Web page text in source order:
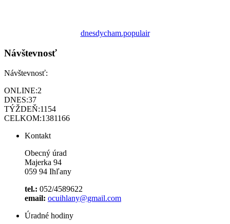
dnesdycham.populair
Návštevnosť
Návštevnosť:
ONLINE:2
DNES:37
TÝŽDEŇ:1154
CELKOM:1381166
Kontakt
Obecný úrad
Majerka 94
059 94 Ihľany
tel.: 052/4589622
email: ocuihlany@gmail.com
Úradné hodiny